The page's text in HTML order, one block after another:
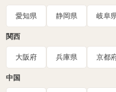
愛知県 静岡県 岐阜
関西
大阪府 兵庫県 京都
中国